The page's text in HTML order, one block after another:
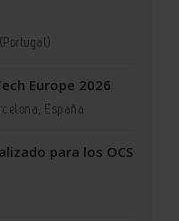
Europe 2026
España
para los OCS